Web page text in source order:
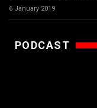
6 January 2019
PODCAST